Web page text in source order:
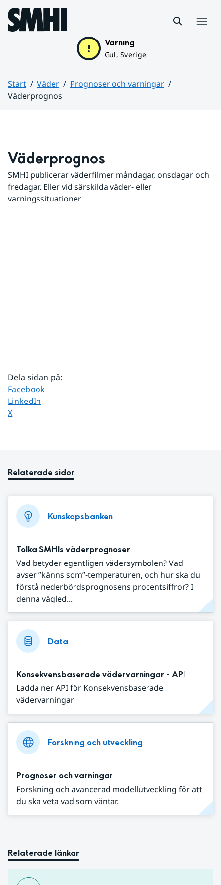
Hoppa till sidans innehåll
Varning
Gul, Sverige
Start Väder
Prognoser och varningar
Väderprognos
Väderprognos
SMHI publicerar väderfilmer måndagar, onsdagar och
fredagar. Eller vid särskilda väder- eller
varningssituationer.
Dela sidan på:
Dela sidan på
Facebook
Dela sidan på
LinkedIn
Dela sidan på
X
Relaterade sidor
Kunskapsbanken
Tolka SMHIs väderprognoser
Vad betyder egentligen vädersymbolen? Vad
avser ”känns som”-temperaturen, och hur ska du
förstå nederbördsprognosens procentsiffror? I
denna vägled...
Data
Konsekvensbaserade vädervarningar - API
Ladda ner API för Konsekvensbaserade
vädervarningar
Forskning och utveckling
Prognoser och varningar
Forskning och avancerad modellutveckling för att
du ska veta vad som väntar.
Relaterade länkar